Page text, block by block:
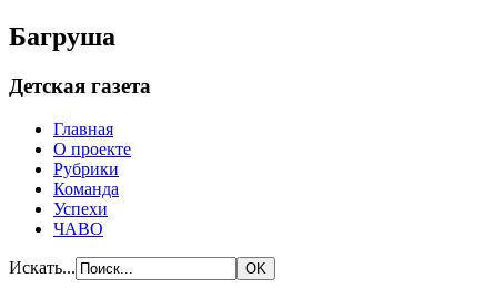
Багруша
Детская газета
Главная
О проекте
Рубрики
Команда
Успехи
ЧАВО
Искать...